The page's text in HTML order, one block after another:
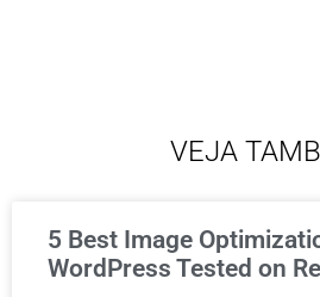
VEJA
5 Best Image
WordPress Tested on